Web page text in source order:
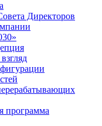
Директоров
программа